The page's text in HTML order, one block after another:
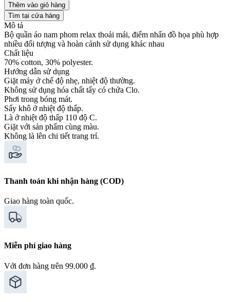
Thêm vào giỏ hàng
Tìm tại cửa hàng
Mô tả
Bộ quần áo nam phom relax thoải mái, điểm nhấn đồ họa phù hợp
nhiều đối tượng và hoàn cảnh sử dụng khác nhau
Chất liệu
70% cotton, 30% polyester.
Hướng dẫn sử dụng
Giặt máy ở chế độ nhẹ, nhiệt độ thường.
Không sử dụng hóa chất tẩy có chứa Clo.
Phơi trong bóng mát.
Sấy khô ở nhiệt độ thấp.
Là ở nhiệt độ thấp 110 độ C.
Giặt với sản phẩm cùng màu.
Không là lên chi tiết trang trí.
Thanh toán khi nhận hàng (COD)
Giao hàng toàn quốc.
Miễn phí giao hàng
Với đơn hàng trên 99.000 ₫.